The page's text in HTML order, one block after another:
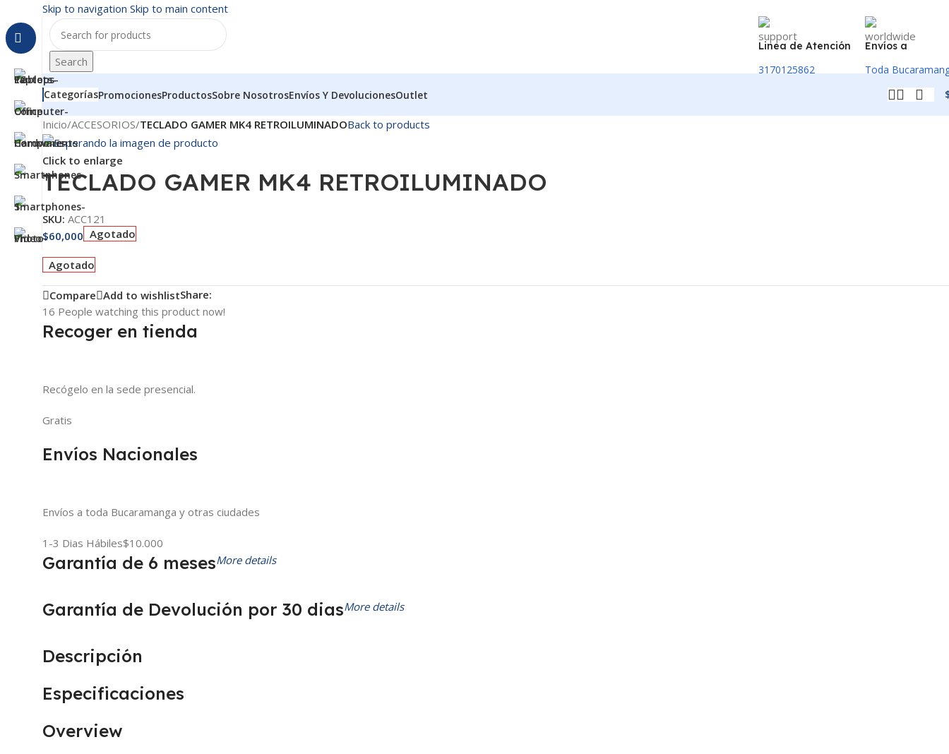
Skip to navigation Skip to main content
Search
Linea de Atención
3170125862
Envíos a
Toda
CategoríasPromocionesProductosSobre NosotrosEnvíos Y DevolucionesOutlet
Inicio/ACCESORIOS/TECLADO GAMER MK4 RETROILUMINADOBack to products
Click to enlarge
TECLADO GAMER MK4 RETROILUMINADO
SKU: ACC121
$60,000 Agotado
Agotado
Compare Add to wishlistShare:
16 People watching this product now!
Recoger en tienda
Recógelo en la sede presencial.
Gratis
Envíos Nacionales
Envíos a toda Bucaramanga y otras ciudades
1-3 Dias Hábiles$10.000
Garantía de 6 mesesMore details
Garantía de Devolución por 30 diasMore details
Descripción
Especificaciones
Overview